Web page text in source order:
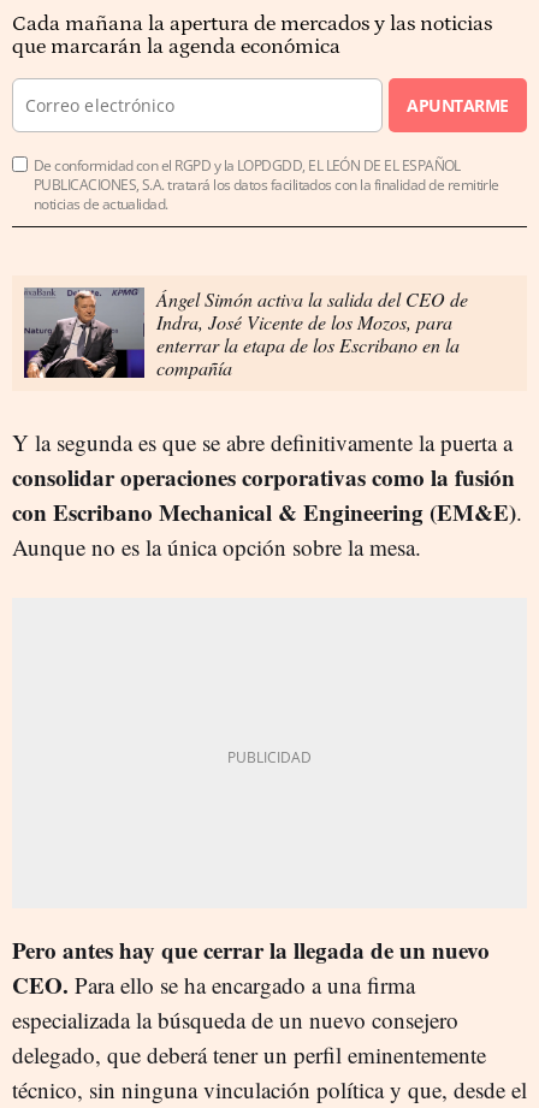
Cada mañana la apertura de mercados y las noticias
que marcarán la agenda económica
APUNTARME
De conformidad con el RGPD y la LOPDGDD, EL LEÓN DE EL ESPAÑOL
PUBLICACIONES, S.A. tratará los datos facilitados con la finalidad de remitirle
noticias de actualidad.
Ángel Simón activa la salida del CEO de
Indra, José Vicente de los Mozos, para
enterrar la etapa de los Escribano en la
compañía
Y la segunda es que se abre definitivamente la puerta a
consolidar operaciones corporativas como la fusión
con Escribano Mechanical & Engineering (EM&E).
Aunque no es la única opción sobre la mesa.
Pero antes hay que cerrar la llegada de un nuevo
CEO. Para ello se ha encargado a una firma
especializada la búsqueda de un nuevo consejero
delegado, que deberá tener un perfil eminentemente
técnico, sin ninguna vinculación política y que, desde el